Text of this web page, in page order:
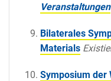
Veranstaltungen
Bilaterales
Materials
Symposium der